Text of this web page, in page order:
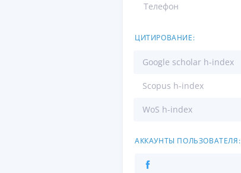
Телефон
ЦИТИРОВАНИЕ:
Google scholar h-index
Scopus h-index
WoS h-index
АККАУНТЫ ПОЛЬЗОВАТЕЛЯ: